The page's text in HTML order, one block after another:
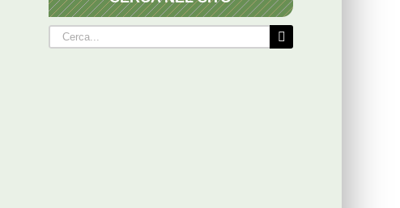
Cerca
per: